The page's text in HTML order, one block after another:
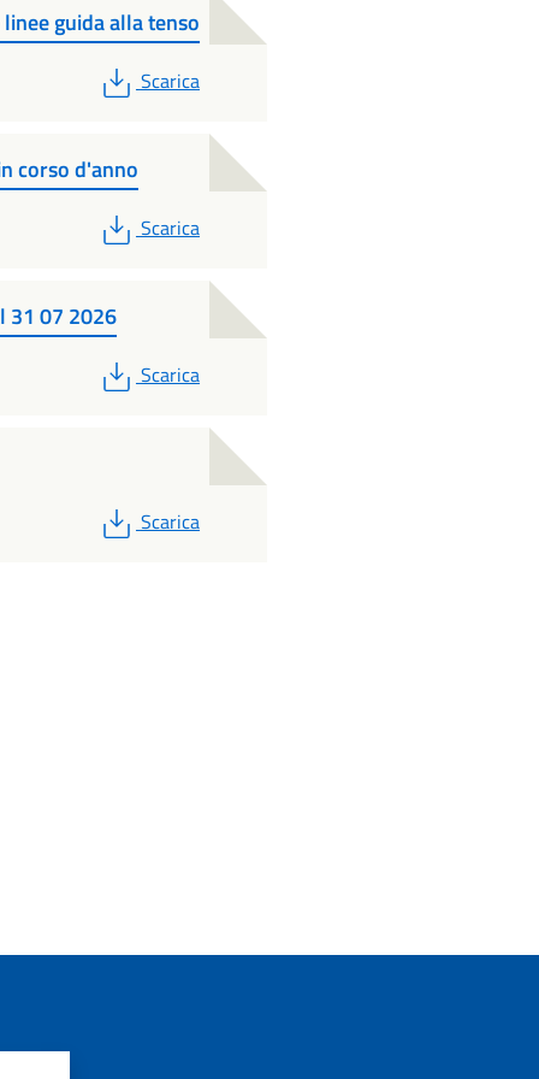
guida alla tenso
PDF
Scarica
corso d'anno
PDF
Scarica
31 07 2026
PDF
Scarica
PDF
Scarica